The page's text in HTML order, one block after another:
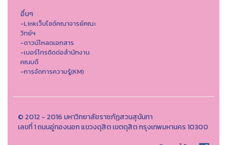
อื่นๆ
-Linkเว็บไซต์คณาจารย์คณะ
วิทย์ฯ
-ดาวน์โหลดเอกสาร
-เบอร์โทรติดต่อสำนักงาน
คณบดี
-การจัดการความรู้(KM)
© 2012 - 2016 มหาวิทยาลัยราชภัฏสวนสุนันทา
เลขที่ 1 ถนนอู่ทองนอก แขวงดุสิต เขตดุสิต กรุงเทพมหานคร 10300